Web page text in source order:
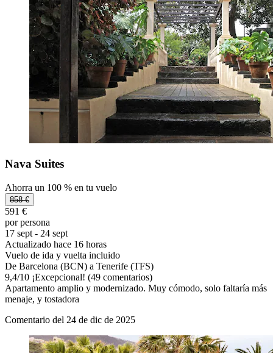
Nava Suites
Ahorra un 100 % en tu vuelo
858 €
591 €
por persona
17 sept - 24 sept
Actualizado hace 16 horas
Vuelo de ida y vuelta incluido
De Barcelona (BCN) a Tenerife (TFS)
9,4/10 ¡Excepcional! (49 comentarios)
Apartamento amplio y modernizado. Muy cómodo, solo faltaría más
menaje, y tostadora
Comentario del 24 de dic de 2025